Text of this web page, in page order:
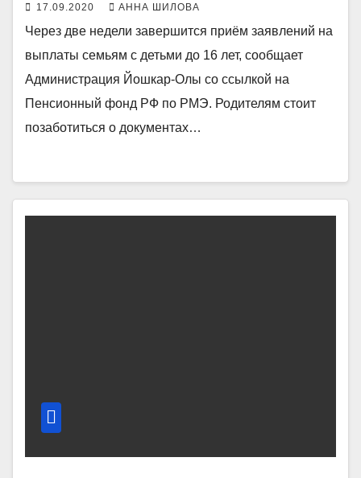
17.09.2020 АННА ШИЛОВА
Через две недели завершится приём заявлений на
выплаты семьям с детьми до 16 лет, сообщает
Администрация Йошкар-Олы со ссылкой на
Пенсионный фонд РФ по РМЭ. Родителям стоит
позаботиться о документах…